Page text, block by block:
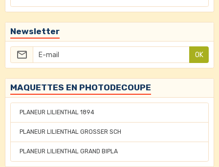
Newsletter
OK
MAQUETTES EN PHOTODECOUPE
PLANEUR LILIENTHAL 1894
PLANEUR LILIENTHAL GROSSER SCH
PLANEUR LILIENTHAL GRAND BIPLA